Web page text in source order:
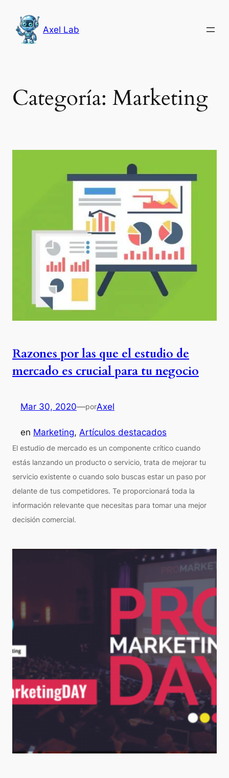
contenido
Axel Lab
Categoría: Marketing
Razones por las que el estudio de
mercado es crucial para tu negocio
Mar 30, 2020—porAxel
en Marketing, Artículos destacados
El estudio de mercado es un componente crítico cuando
estás lanzando un producto o servicio, trata de mejorar tu
servicio existente o cuando solo buscas estar un paso por
delante de tus competidores. Te proporcionará toda la
información relevante que necesitas para tomar una mejor
decisión comercial.